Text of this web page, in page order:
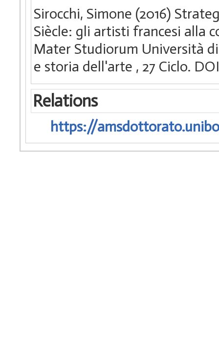
Sirocchi, Simone (2016)
Siècle: gli artisti francesi alla
Mater Studiorum Università
e storia dell'arte , 27 Ciclo.
Relations
https://